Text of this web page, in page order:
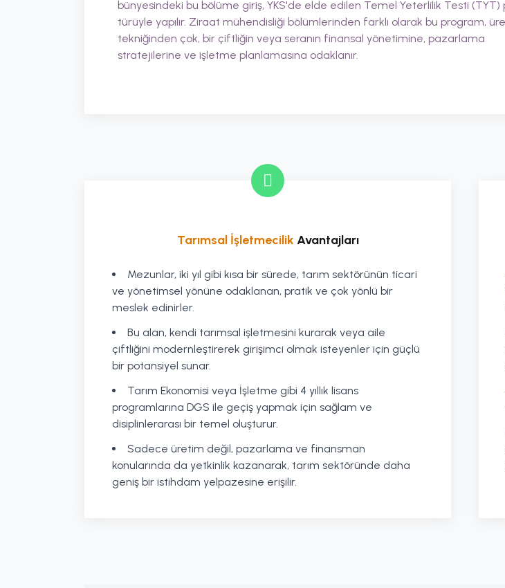
bünyesindeki bu bölüme giriş, YKS'de elde edilen Temel Yeterlilik Testi (TYT)
türüyle yapılır. Ziraat mühendisliği bölümlerinden farklı olarak bu program,
tekniğinden çok, bir çiftliğin veya seranın finansal yönetimine, pazarlama
stratejilerine ve işletme planlamasına odaklanır.
Tarımsal İşletmecilik Avantajları
Mezunlar, iki yıl gibi kısa bir sürede, tarım sektörünün ticari
ve yönetimsel yönüne odaklanan, pratik ve çok yönlü bir
meslek edinirler.
Bu alan, kendi tarımsal işletmesini kurarak veya aile
çiftliğini modernleştirerek girişimci olmak isteyenler için güçlü
bir potansiyel sunar.
Tarım Ekonomisi veya İşletme gibi 4 yıllık lisans
programlarına DGS ile geçiş yapmak için sağlam ve
disiplinlerarası bir temel oluşturur.
Sadece üretim değil, pazarlama ve finansman
konularında da yetkinlik kazanarak, tarım sektöründe daha
geniş bir istihdam yelpazesine erişilir.